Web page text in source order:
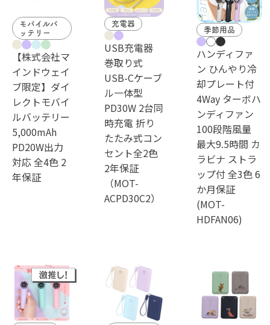
モバイルバ
ッテリー
【株式会社マ
インドウェイ
ブ限定】ダイ
レクトモバイ
ルバッテリー
5,000mAh
PD20W出力
対応 全4色 2
年保証
充電器
USB充電器
巻取り式
USB-Cケーブ
ル一体型
PD30W 2台同
時充電 折り
たたみ式コン
セント全2色
2年保証
（MOT-
ACPD30C2）
季節用品
ハンディファ
ン ひんやり冷
却プレート付
4Way ターボハ
ンディファン
100段階風量
最大9.5時間 カ
ラビナ ストラ
ップ付 全3色 6
か月保証
(MOT-
HDFAN06)